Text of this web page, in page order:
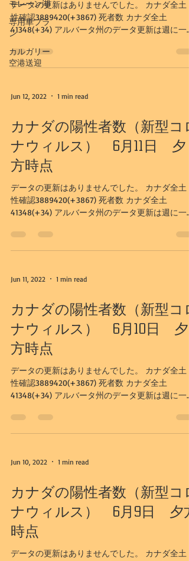
モレーン湖
専用車プラ
ン
カルガリー
空港送迎
データの更新はありませんでした。 カナダ全土
性確認3889420(+3867) 死者数 カナダ全土
41348(+34) アルバータ州のデータ更新は週に一
新のものとなります。 アルバータ州...
Jun 12, 2022 1 min read
カナダの陽性者数（新型コ
ナウィルス） 6月11日 夕
方時点
データの更新はありませんでした。 カナダ全土
性確認3889420(+3867) 死者数 カナダ全土
41348(+34) アルバータ州のデータ更新は週に一
新のものとなります。 アルバータ州...
Jun 11, 2022 1 min read
カナダの陽性者数（新型コ
ナウィルス） 6月10日 夕
方時点
データの更新はありませんでした。 カナダ全土
性確認3889420(+3867) 死者数 カナダ全土
41348(+34) アルバータ州のデータ更新は週に一
新のものとなります。 アルバータ州...
Jun 10, 2022 1 min read
カナダの陽性者数（新型コ
ナウィルス） 6月9日 夕方
時点
データの更新はありませんでした。 カナダ全土